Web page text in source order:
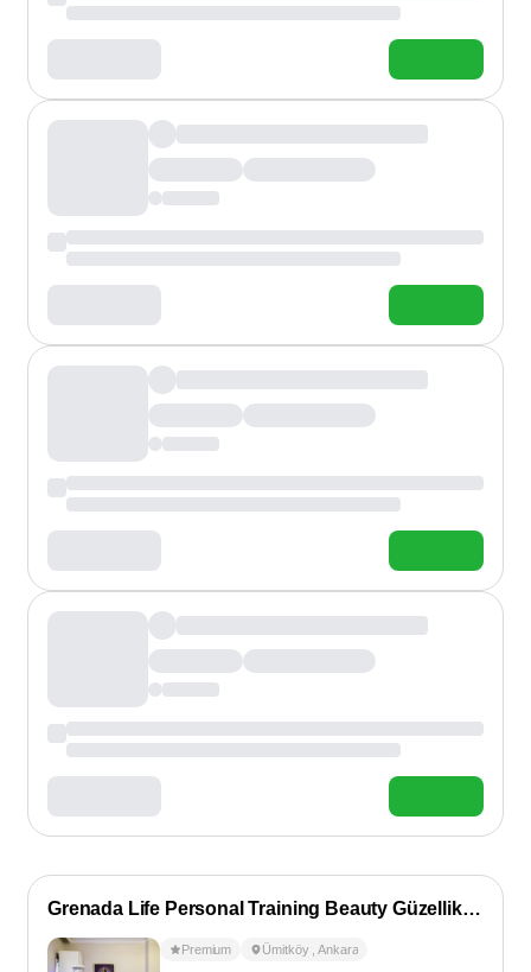
Grenada Life Personal Training Beauty Güzellik Salonu
Premium Ümitköy ,Ankara